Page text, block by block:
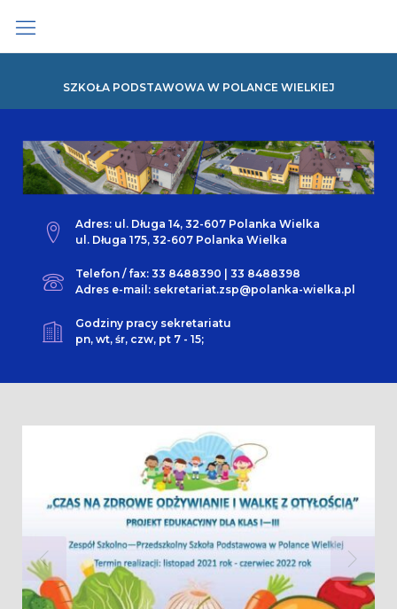
content
SZKOŁA PODSTAWOWA W POLANCE WIELKIEJ
Adres: ul. Długa 14, 32-607 Polanka Wielka
ul. Długa 175, 32-607 Polanka Wielka
Telefon / fax: 33 8488390 | 33 8488398
Adres e-mail: sekretariat.zsp@polanka-wielka.pl
Godziny pracy sekretariatu
pn, wt, śr, czw, pt 7 - 15;
10-
25